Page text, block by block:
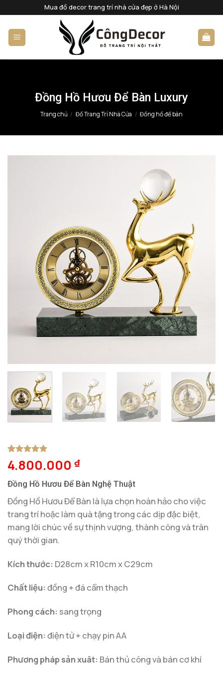
qua
nội
dung
Mua đồ decor trang trí nhà cửa đẹp ở Hà Nội
Đồng Hồ Hươu Để Bàn Luxury
Trang chủ / Đồ Trang Trí Nhà Cửa / Đồng hồ để bàn
5trên 5
dựa trên
1
4.800.000 ₫
Đồng Hồ Hươu Để Bàn Nghệ Thuật
Đồng Hồ Hươu Để Bàn là lựa chọn hoàn hảo cho việc
trang trí hoặc làm quà tặng trong các dịp đặc biệt,
mang lời chúc về sự thịnh vượng, thành công và trân
quý thời gian.
Kích thước: D28cm x R10cm x C29cm
Chất liệu: đồng + đá cẩm thạch
Phong cách: sang trọng
Loại điện: điện tử + chạy pin AA
Phương pháp sản xuât: Bán thủ công và bán cơ khí